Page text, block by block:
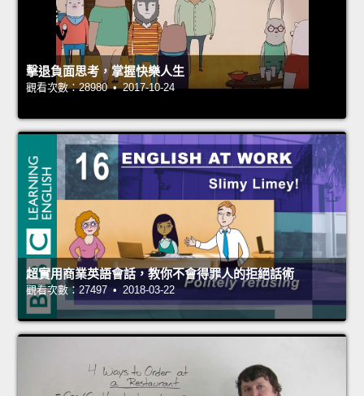
擊退負面思考，掌握快樂人生
觀看次數：28980 • 2017-10-24
超實用商業英語會話，教你不會得罪人的拒絕話術
觀看次數：27497 • 2018-03-22